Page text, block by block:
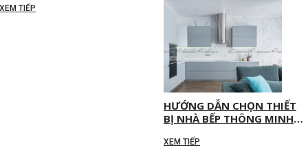
XEM TIẾP
HƯỚNG DẪN CHỌN THIẾT
BỊ NHÀ BẾP THÔNG MINH
CĂN HỘ
XEM TIẾP